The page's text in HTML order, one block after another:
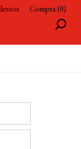
Compra (0)